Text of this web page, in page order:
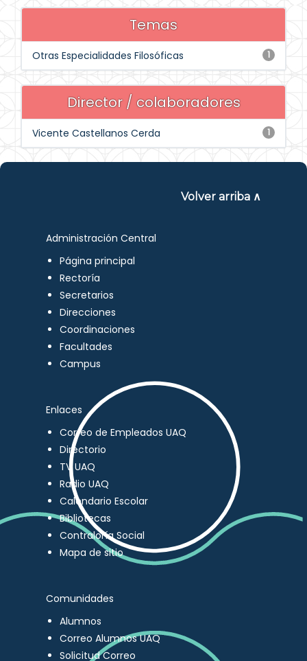
Temas
1
Otras Especialidades Filosóficas
Director / colaboradores
1
Vicente Castellanos Cerda
Volver arriba ∧
Administración Central
Página principal
Rectoría
Secretarios
Direcciones
Coordinaciones
Facultades
Campus
Enlaces
Correo de Empleados UAQ
Directorio
TV UAQ
Radio UAQ
Calendario Escolar
Bibliotecas
Contraloría Social
Mapa de sitio
Comunidades
Alumnos
Correo Alumnos UAQ
Solicitud Correo